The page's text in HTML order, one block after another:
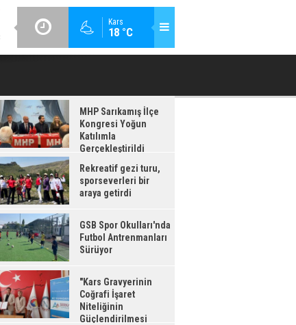
Kars
18 °C
GSB SPOR OKULLARI'NDA FUTBOL ANTRENMANLARI SÜRÜYOR
MHP Sarıkamış İlçe
Kongresi Yoğun
Katılımla
Gerçekleştirildi
Rekreatif gezi turu,
sporseverleri bir
araya getirdi
GSB Spor Okulları'nda
Futbol Antrenmanları
Sürüyor
"Kars Gravyerinin
Coğrafi İşaret
Niteliğinin
Güçlendirilmesi